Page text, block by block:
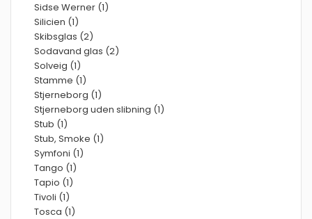
Sidse Werner (1)
Silicien (1)
Skibsglas (2)
Sodavand glas (2)
Solveig (1)
Stamme (1)
Stjerneborg (1)
Stjerneborg uden slibning (1)
Stub (1)
Stub, Smoke (1)
Symfoni (1)
Tango (1)
Tapio (1)
Tivoli (1)
Tosca (1)